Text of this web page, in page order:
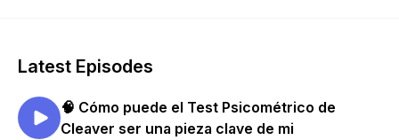
Latest Episodes
🧠 Cómo puede el Test Psicométrico de
Cleaver ser una pieza clave de mi